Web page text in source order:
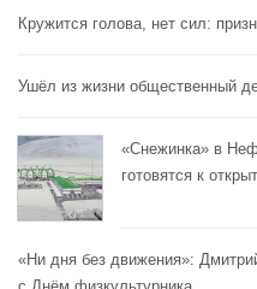
Кружится голова, нет сил:
Ушёл из жизни общественный
«Снежинка» в
готовятся к
«Ни дня без движения»: